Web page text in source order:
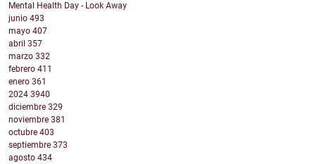
Mental Health Day - Look Away
junio 493
mayo 407
abril 357
marzo 332
febrero 411
enero 361
2024 3940
diciembre 329
noviembre 381
octubre 403
septiembre 373
agosto 434